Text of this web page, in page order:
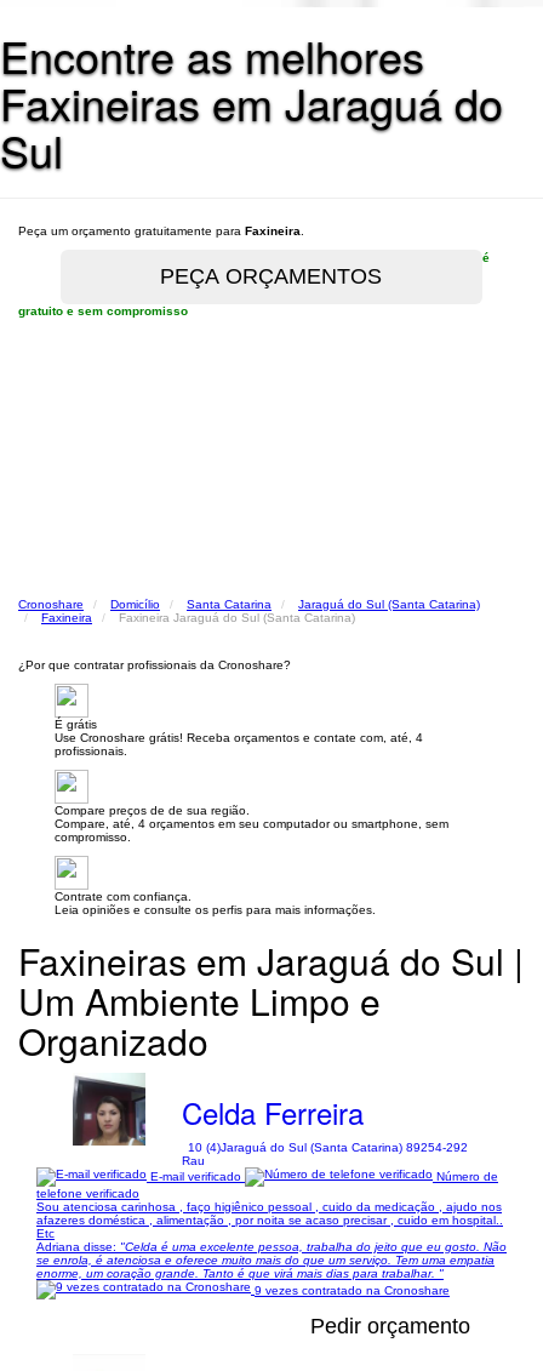
Encontre as melhores
Faxineiras em Jaraguá do
Sul
Peça um orçamento gratuitamente para Faxineira
é
gratuito e sem compromisso
Cronoshare Domicílio Santa Catarina
Jaraguá do Sul (Santa Catarina)
Faxineira
Faxineira Jaraguá do Sul (Santa Catarina)
¿Por que contratar profissionais da Cronoshare?
É grátis
Use Cronoshare grátis! Receba orçamentos e contate com, até, 4
profissionais.
Compare preços de de sua região.
Compare, até, 4 orçamentos em seu computador ou smartphone, sem
compromisso.
Contrate com confiança.
Leia opiniões e consulte os perfis para mais informações.
Faxineiras em Jaraguá do Sul |
Um Ambiente Limpo e
Organizado
Celda Ferreira
10 (4)Jaraguá do Sul (Santa Catarina) 89254-292
Rau
E-mail verificado
Número de
telefone verificado
Sou atenciosa carinhosa , faço higiênico pessoal , cuido da medicação , ajudo nos
afazeres doméstica , alimentação , por noita se acaso precisar , cuido em hospital..
Etc
Adriana disse: "Celda é uma excelente pessoa, trabalha do jeito que eu gosto. Não
se enrola, é atenciosa e oferece muito mais do que um serviço. Tem uma empatia
enorme, um coração grande. Tanto é que virá mais dias para trabalhar. "
9 vezes contratado na Cronoshare
Pedir orçamento